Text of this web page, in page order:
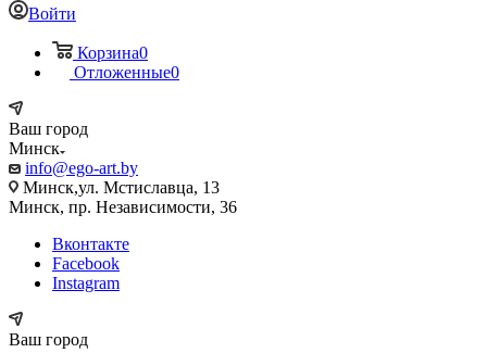
Войти
Корзина0
Отложенные0
Ваш город
Минск
info@ego-art.by
Минск,ул. Мстиславца, 13
Минск, пр. Независимости, 36
Вконтакте
Facebook
Instagram
Ваш город